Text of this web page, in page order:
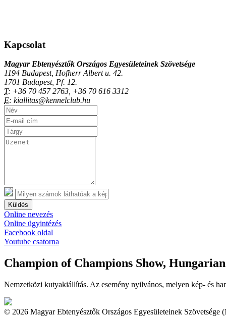
Kapcsolat
Magyar Ebtenyésztők Országos Egyesületeinek Szövetsége
1194 Budapest, Hofherr Albert u. 42.
1701 Budapest, Pf. 12.
T: +36 70 457 2763, +36 70 616 3312
E: kiallitas@kennelclub.hu
Küldés
Online nevezés
Online ügyintézés
Facebook oldal
Youtube csatorna
Champion of Champions Show,
Nemzetközi kutyakiállítás. Az esemény nyilvános, melyen kép- és
© 2026 Magyar Ebtenyésztők Országos Egyesületeinek Szövetsége